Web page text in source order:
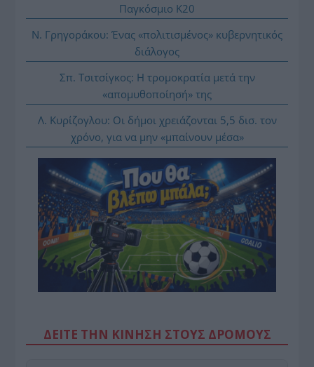
Παγκόσμιο Κ20
Ν. Γρηγοράκου: Ένας «πολιτισμένος» κυβερνητικός
διάλογος
Σπ. Τσιτσίγκος: Η τρομοκρατία μετά την
«απομυθοποίησή» της
Λ. Κυρίζογλου: Οι δήμοι χρειάζονται 5,5 δισ. τον
χρόνο, για να μην «μπαίνουν μέσα»
ΔΕΙΤΕ ΤΗΝ ΚΙΝΗΣΗ ΣΤΟΥΣ ΔΡΌΜΟΥΣ